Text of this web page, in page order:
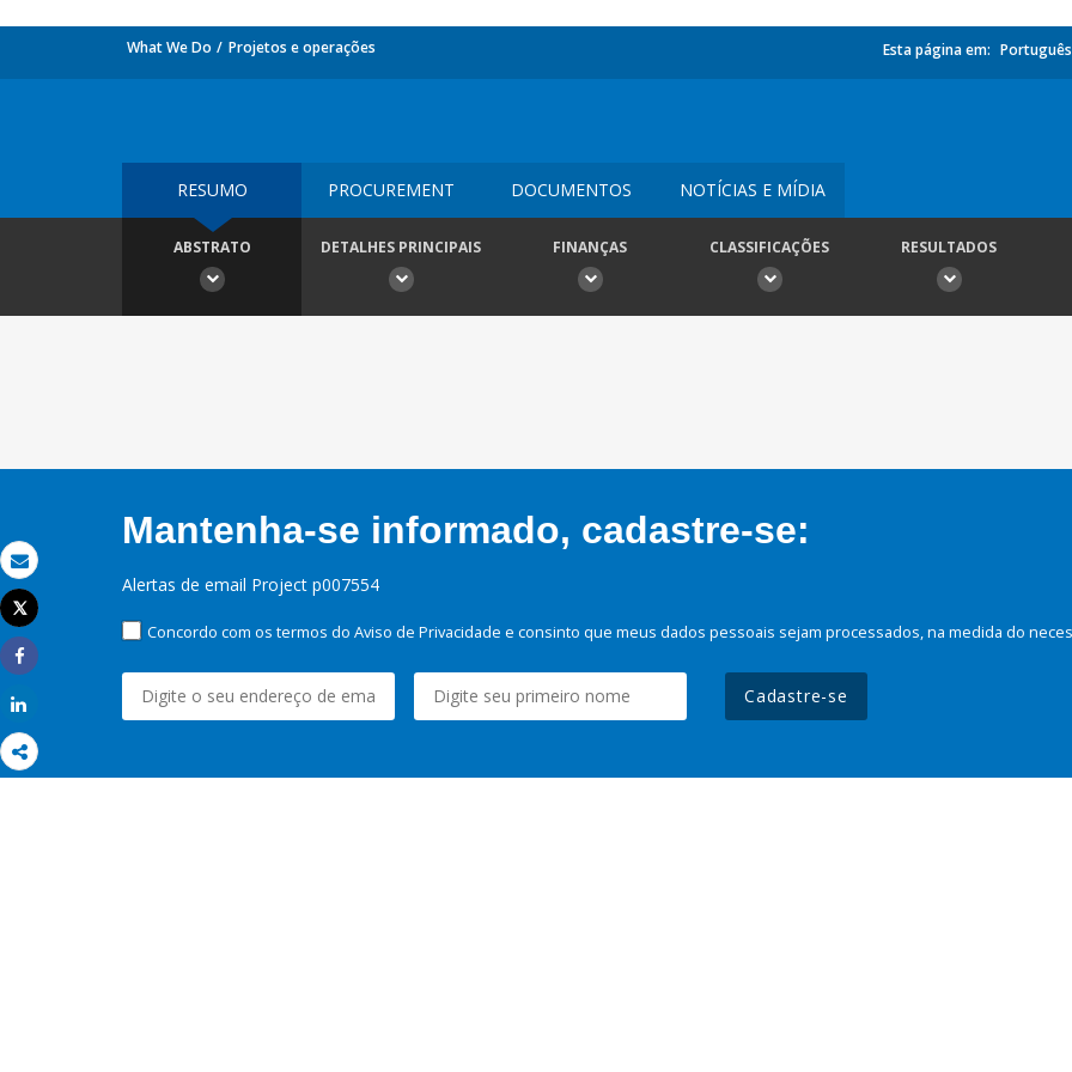
Email
Imprimir
Tweet
Share
What We Do Projetos e operações Esta página em: Português
RESUMO PROCUREMENT DOCUMENTOS NOTÍCIAS E MÍDIA
ABSTRATO DETALHES PRINCIPAIS FINANÇAS CLASSIFICAÇÕES RESULTADOS
Mantenha-se informado, cadastre-se:
Alertas de email Project p007554
Concordo com os termos do Aviso de Privacidade e consinto que meus dados pessoais sejam processados, na medida do
Cadastre-se